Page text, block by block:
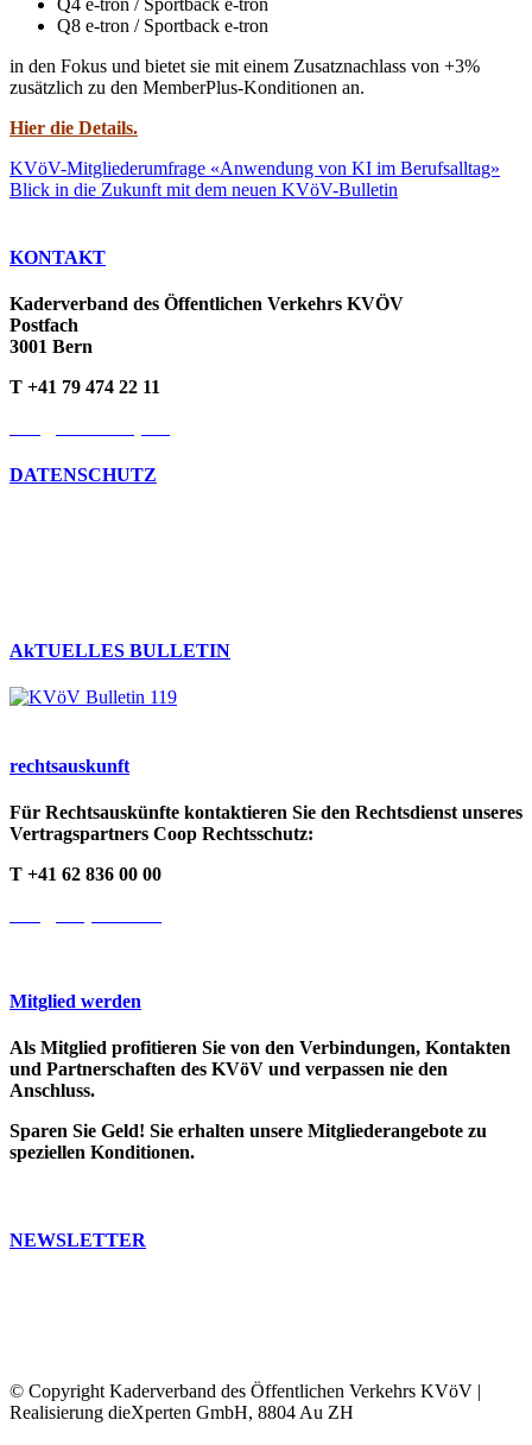
Q8 e-tron / Sportback e-tron
in den Fokus und bietet sie mit einem Zusatznachlass von +3%
zusätzlich zu den MemberPlus-Konditionen an.
Hier die Details.
KVöV-Mitgliederumfrage «Anwendung von KI im Berufsalltag»
Blick in die Zukunft mit dem neuen KVöV-Bulletin
KONTAKT
Kaderverband des Öffentlichen Verkehrs KVÖV
Postfach
3001 Bern
T +41 79 474 22 11
DATENSCHUTZ
AkTUELLES BULLETIN
rechts­auskunft
Für Rechtsauskünfte kontaktieren Sie den Rechtsdienst unseres
Vertragspartners Coop Rechtsschutz:
T +41 62 836 00 00
Mitglied werden
Als Mitglied profitieren Sie von den Verbindungen, Kontakten
und Partnerschaften des KVöV und verpassen nie den
Anschluss.
Sparen Sie Geld! Sie erhalten unsere Mitgliederangebote zu
speziellen Konditionen.
NEWSLETTER
© Copyright Kaderverband des Öffentlichen Verkehrs KVöV |
Realisierung dieXperten GmbH, 8804 Au ZH